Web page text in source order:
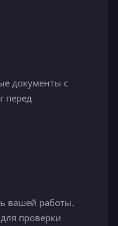
документы с
перед
вашей работы.
проверки